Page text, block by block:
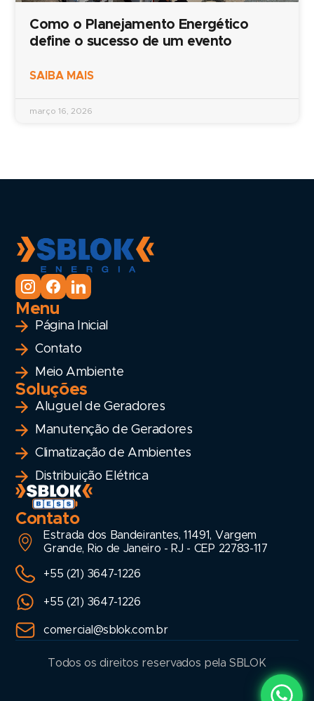
Como o Planejamento Energético
define o sucesso de um evento
SAIBA MAIS
março 16, 2026
Menu
Página Inicial
Contato
Meio Ambiente
Soluções
Aluguel de Geradores
Manutenção de Geradores
Climatização de Ambientes
Distribuição Elétrica
Contato
Estrada dos Bandeirantes, 11491, Vargem
Grande, Rio de Janeiro - RJ - CEP 22783-117
+55 (21) 3647-1226
+55 (21) 3647-1226
comercial@sblok.com.br
Todos os direitos reservados pela SBLOK